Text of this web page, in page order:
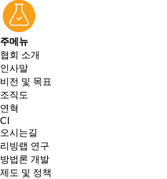
주메뉴
협회 소개
인사말
비전 및 목표
조직도
연혁
CI
오시는길
리빙랩 연구
방법론 개발
제도 및 정책